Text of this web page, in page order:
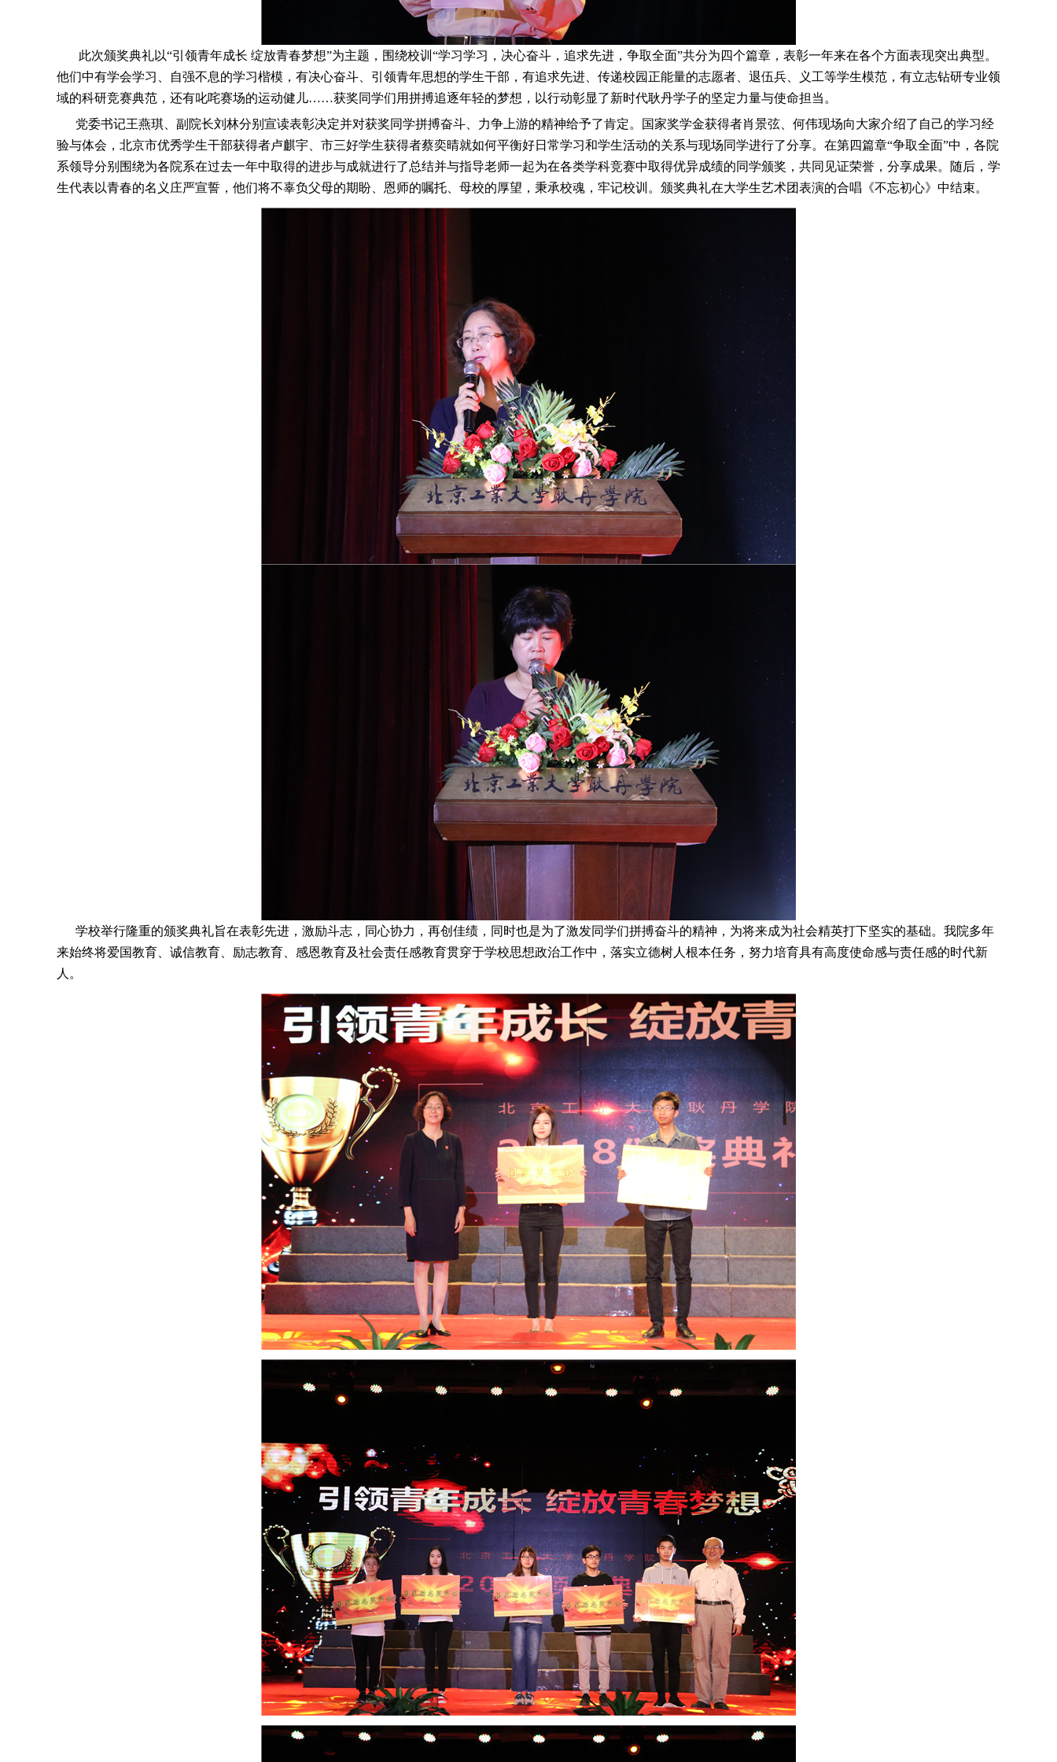
此次颁奖典礼以“引领青年成长 绽放青春梦想”为主题，围绕校训“学习学习，决心奋斗，追求先进，争取全面”共分为四个篇章，表彰一年来在各个方面表现突出典型。
他们中有学会学习、自强不息的学习楷模，有决心奋斗、引领青年思想的学生干部，有追求先进、传递校园正能量的志愿者、退伍兵、义工等学生模范，有立志钻研专业领
域的科研竞赛典范，还有叱咤赛场的运动健儿……获奖同学们用拼搏追逐年轻的梦想，以行动彰显了新时代耿丹学子的坚定力量与使命担当。
党委书记王燕琪、副院长刘林分别宣读表彰决定并对获奖同学拼搏奋斗、力争上游的精神给予了肯定。国家奖学金获得者肖景弦、何伟现场向大家介绍了自己的学习经
验与体会，北京市优秀学生干部获得者卢麒宇、市三好学生获得者蔡奕晴就如何平衡好日常学习和学生活动的关系与现场同学进行了分享。在第四篇章“争取全面”中，各院
系领导分别围绕为各院系在过去一年中取得的进步与成就进行了总结并与指导老师一起为在各类学科竞赛中取得优异成绩的同学颁奖，共同见证荣誉，分享成果。随后，学
生代表以青春的名义庄严宣誓，他们将不辜负父母的期盼、恩师的嘱托、母校的厚望，秉承校魂，牢记校训。颁奖典礼在大学生艺术团表演的合唱《不忘初心》中结束。
学校举行隆重的颁奖典礼旨在表彰先进，激励斗志，同心协力，再创佳绩，同时也是为了激发同学们拼搏奋斗的精神，为将来成为社会精英打下坚实的基础。我院多年
来始终将爱国教育、诚信教育、励志教育、感恩教育及社会责任感教育贯穿于学校思想政治工作中，落实立德树人根本任务，努力培育具有高度使命感与责任感的时代新
人。